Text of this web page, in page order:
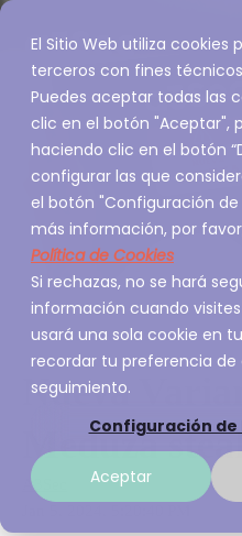
El Sitio Web utiliza cookies
terceros con fines
Puedes aceptar todas las
clic en el botón "Aceptar",
haciendo clic en el botón
configurar las que
el botón "Configuración de
más información, por
Política de Cookies
Si rechazas, no se hará
información cuando
usará una sola cookie en
recordar tu preferencia de
seguimiento.
Configuración de
Aceptar
Nueva
Meduza
A3Sec